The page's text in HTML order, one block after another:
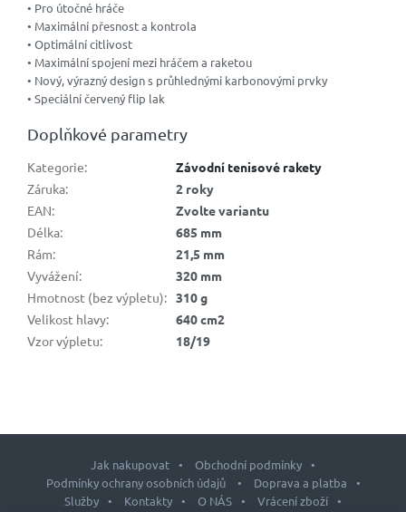
• Pro útočné hráče
• Maximální přesnost a kontrola
• Optimální citlivost
• Maximální spojení mezi hráčem a raketou
• Nový, výrazný design s průhlednými karbonovými prvky
• Speciální červený flip lak
Doplňkové parametry
Kategorie:
Závodní tenisové rakety
Záruka:
2 roky
EAN:
Zvolte variantu
Délka:
685 mm
Rám:
21,5 mm
Vyvážení:
320 mm
Hmotnost (bez výpletu): 310 g
Velikost hlavy:
640 cm2
Vzor výpletu: 18/19
Jak nakupovat
Obchodní podmínky
Podmínky ochrany osobních údajů
Doprava a platba
Služby
Kontakty O NÁS
Vrácení zboží